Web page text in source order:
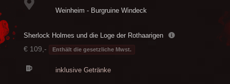
Weinheim - Burgruine Windeck
Sherlock Holmes und die Loge der Rothaarigen
€ 109,- Enthält die gesetzliche Mwst.
inklusive Getränke